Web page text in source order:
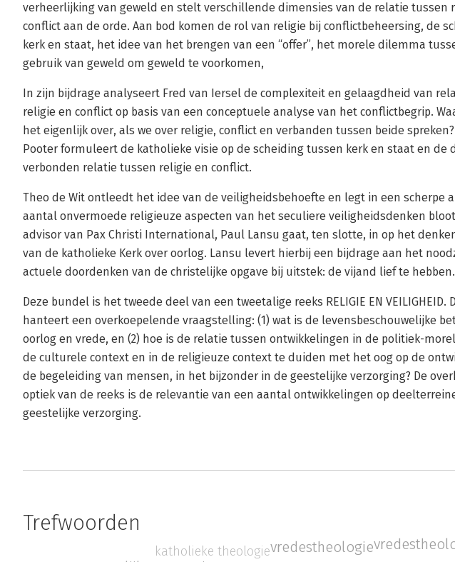
verheerlijking van geweld en stelt verschillende dimensies van de relatie tussen
conflict aan de orde. Aan bod komen de rol van religie bij conflictbeheersing, de
kerk en staat, het idee van het brengen van een “offer”, het morele dilemma
gebruik van geweld om geweld te voorkomen,
In zijn bijdrage analyseert Fred van Iersel de complexiteit en gelaagdheid van
religie en conflict op basis van een conceptuele analyse van het conflictbegrip.
het eigenlijk over, als we over religie, conflict en verbanden tussen beide
Pooter formuleert de katholieke visie op de scheiding tussen kerk en staat en de
verbonden relatie tussen religie en conflict.
Theo de Wit ontleedt het idee van de veiligheidsbehoefte en legt in een scherpe
aantal onvermoede religieuze aspecten van het seculiere veiligheidsdenken
advisor van Pax Christi International, Paul Lansu gaat, ten slotte, in op het
van de katholieke Kerk over oorlog. Lansu levert hierbij een bijdrage aan het
actuele doordenken van de christelijke opgave bij uitstek: de vijand lief te hebben.
Deze bundel is het tweede deel van een tweetalige reeks RELIGIE EN VEILIGHEID.
hanteert een overkoepelende vraagstelling: (1) wat is de levensbeschouwelijke
oorlog en vrede, en (2) hoe is de relatie tussen ontwikkelingen in de politiek-
de culturele context en in de religieuze context te duiden met het oog op de
de begeleiding van mensen, in het bijzonder in de geestelijke verzorging? De
optiek van de reeks is de relevantie van een aantal ontwikkelingen op
geestelijke verzorging.
Trefwoorden
katholieke theologievredestheologie